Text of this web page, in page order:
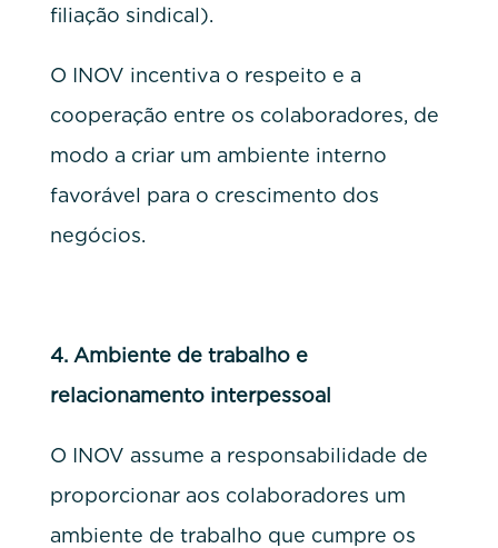
filiação sindical).
O INOV incentiva o respeito e a
cooperação entre os colaboradores, de
modo a criar um ambiente interno
favorável para o crescimento dos
negócios.
4. Ambiente de trabalho e
relacionamento interpessoal
O INOV assume a responsabilidade de
proporcionar aos colaboradores um
ambiente de trabalho que cumpre os